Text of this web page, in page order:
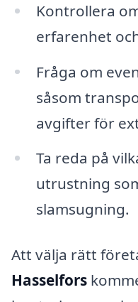
Kontrollera
erfarenhet
Fråga om
såsom
avgifter för
Ta reda på
utrustning
slamsugning.
Att välja rätt
Hasselfors